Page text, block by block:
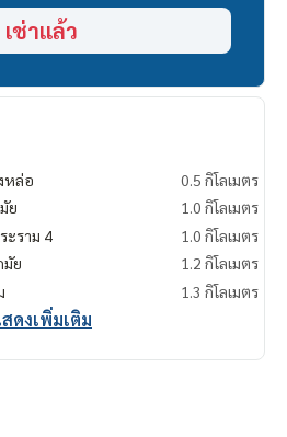
9156
#Luxurycondo #condominiu
Bangkok #Bangkok Condo #Con
#RentSellCondoBang
#rental #Luxurycondofo
#Condo #MCRE #realestateag
#schools #Donki Mall #Top
#Gateway Ekkamai #Ekk
#Samitivej Hospital #Bangkok H
Q Sukhumvit 36 #Sukhumvit #su
เช่าแล้ว
หล่อ
0.5 กิโลเมตร
ย
1.0 กิโลเมตร
ะราม 4
1.0 กิโลเมตร
มัย
1.2 กิโลเมตร
1.3 กิโลเมตร
ดงเพิ่มเติม